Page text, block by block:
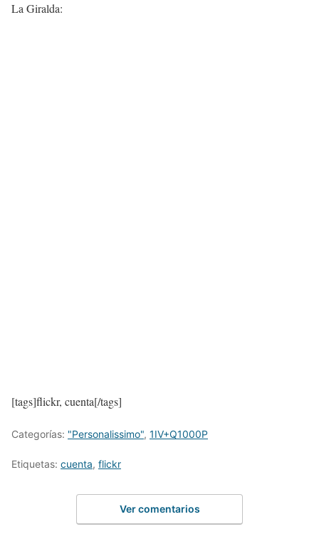
La Giralda:
[tags]flickr, cuenta[/tags]
Categorías: "Personalissimo", 1IV+Q1000P
Etiquetas: cuenta, flickr
Ver comentarios